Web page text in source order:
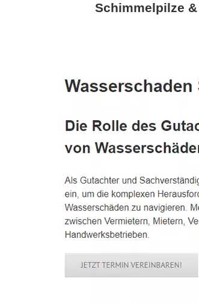
Schimmelpilze